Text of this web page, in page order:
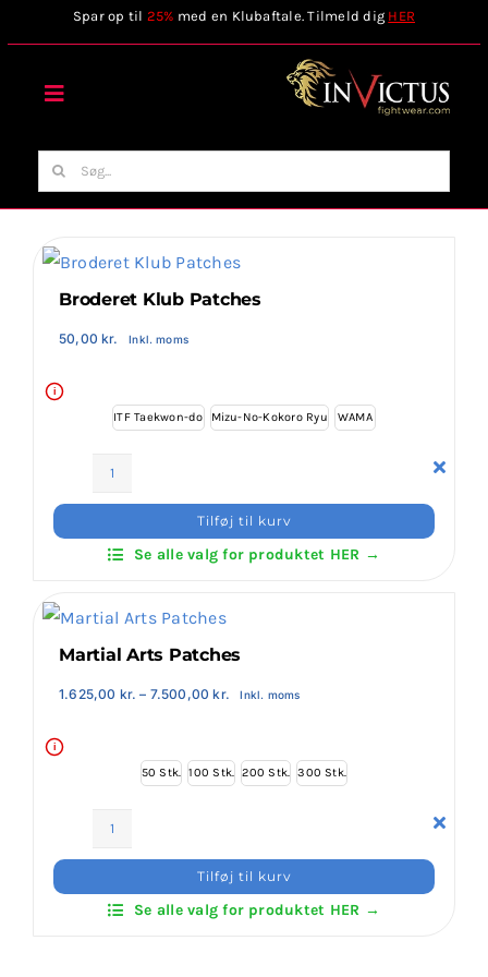
to
Spar op til 25% med en Klubaftale. Tilmeld dig HER
Toggle
Forside
Stilart / Kampsport
Klubaftalesider – Find din klub
FAQ’s
Information
Søg
efter:
Broderet Klub Patches
50,00kr. Inkl. moms
i
ITF Taekwon-do Mizu-No-Kokoro Ryu WAMA
Patches
antal
Tilføj til kurv
Se alle valg for produktet HER →
Martial Arts Patches
1.625,00 kr. – 7.500,00kr. Prisinterval:
Inkl. moms
i
50 Stk. 100 Stk. 200 Stk. 300 Stk.
Patches
antal
Tilføj til kurv
Se alle valg for produktet HER →